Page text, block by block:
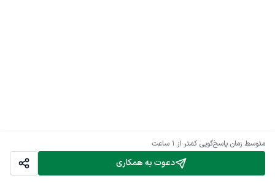
دعوت به همکاری
متوسط زمان پاسخ‌گویی کمتر از 1 ساعت